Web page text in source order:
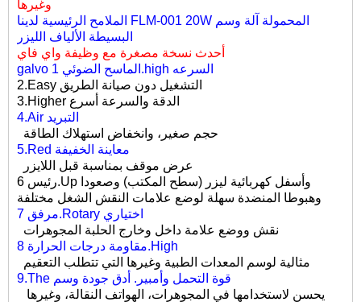
الملامح الرئيسية لدينا FLM-001 20W المحمولة آلة وسم
البسيطة الألياف الليزر
أحدث نسخة مصغرة مع وظيفة واي فاي
galvo الماسح الضوئي 1.high السرعه
2.Easy التشغيل دون صيانة الطريق
3.Higher الدقة والسرعة أسرع
4.Air التبريد
حجم صغير، وانخفاض استهلاك الطاقة
5.Red معاينة الخفيفة
عرض موقف بمناسبة قبل اللايزر
رئيس 6.Up وأسفل كهربائية ليزر (سطح المكتب) وصعودا
وهبوطا المنضدة سهلة لوضع علامات النقش الشغل مختلفة
مرفق 7.Rotary اختياري
نقش ووضع علامة داخل وخارج الحلبة المجوهرات
مقاومة درجات الحرارة 8.High
مثالية لوسم المعدات الطبية وغيرها التي تتطلب التعقيم
9.The قوة التحمل وأمبير. أدق جودة وسم